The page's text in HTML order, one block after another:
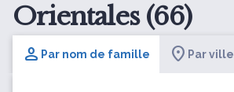
Orientales (66)
Par nom de famille Par ville